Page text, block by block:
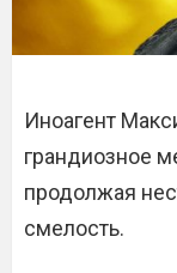
Иноагент
грандиозное
продолжая
смелость.